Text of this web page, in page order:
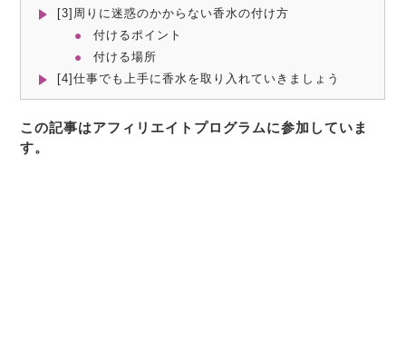
[3]周りに迷惑のかからない香水の付け方
付けるポイント
付ける場所
[4]仕事でも上手に香水を取り入れていきましょう
この記事はアフィリエイトプログラムに参加していま
す。